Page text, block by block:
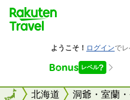
全国北海道 洞爺・室蘭・
全国